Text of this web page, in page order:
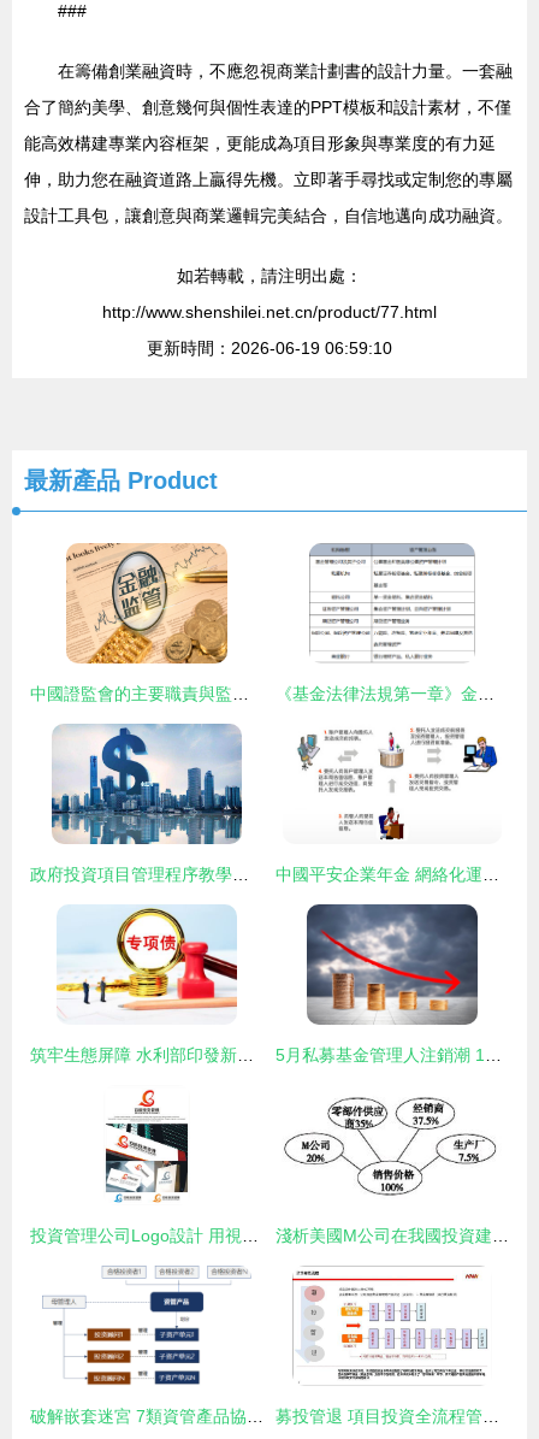
###
在籌備創業融資時，不應忽視商業計劃書的設計力量。一套融
合了簡約美學、創意幾何與個性表達的PPT模板和設計素材，不僅
能高效構建專業內容框架，更能成為項目形象與專業度的有力延
伸，助力您在融資道路上贏得先機。立即著手尋找或定制您的專屬
設計工具包，讓創意與商業邏輯完美結合，自信地邁向成功融資。
如若轉載，請注明出處：
http://www.shenshilei.net.cn/product/77.html
更新時間：2026-06-19 06:59:10
最新產品 Product